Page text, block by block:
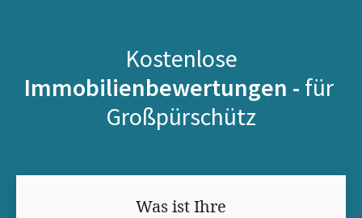
Kostenlose
Immobilienbewertungen - für
Großpürschütz
Was ist Ihre